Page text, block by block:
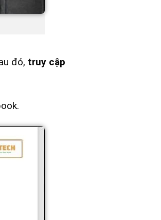
đó, truy cập